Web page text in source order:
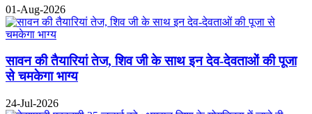
01-Aug-2026
सावन की तैयारियां तेज, शिव जी के साथ इन देव-देवताओं की पूजा
से चमकेगा भाग्य
24-Jul-2026